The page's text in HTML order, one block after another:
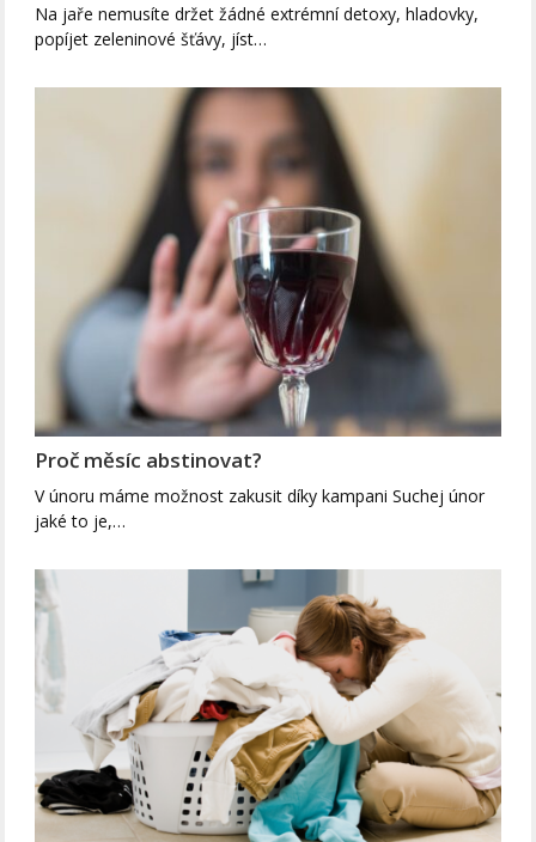
Na jaře nemusíte držet žádné extrémní detoxy, hladovky,
popíjet zeleninové šťávy, jíst…
Proč měsíc abstinovat?
V únoru máme možnost zakusit díky kampani Suchej únor
jaké to je,…